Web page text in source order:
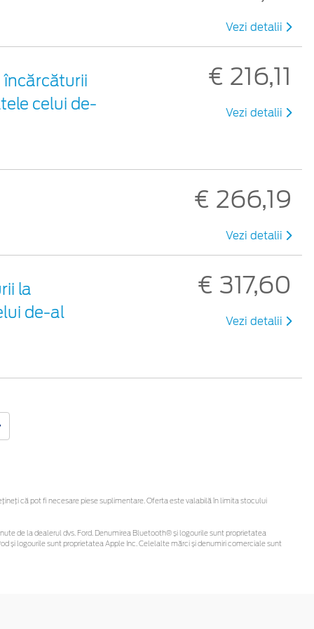
Vezi detalii
încărcăturii
celui de-
€ 216,11
Vezi detalii
€ 266,19
Vezi detalii
la
de-al
€ 317,60
Vezi detalii
că pot fi necesare piese suplimentare. Oferta este valabilă în limita stocului
de la dealerul dvs. Ford. Denumirea Bluetooth® și logourile sunt proprietatea
și logourile sunt proprietatea Apple Inc. Celelalte mărci și denumiri comerciale sunt